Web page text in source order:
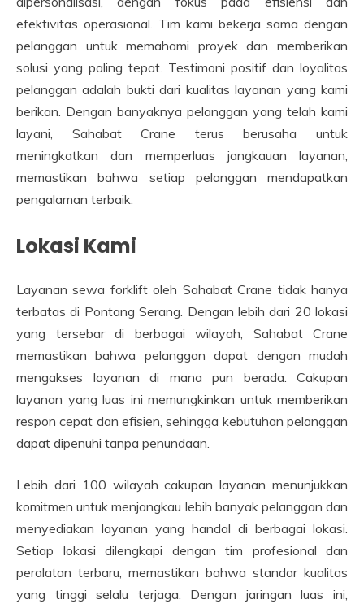
efektivitas operasional. Tim kami bekerja sama dengan
pelanggan untuk memahami proyek dan memberikan
solusi yang paling tepat. Testimoni positif dan loyalitas
pelanggan adalah bukti dari kualitas layanan yang kami
berikan. Dengan banyaknya pelanggan yang telah kami
layani, Sahabat Crane terus berusaha untuk
meningkatkan dan memperluas jangkauan layanan,
memastikan bahwa setiap pelanggan mendapatkan
pengalaman terbaik.
Lokasi Kami
Layanan sewa forklift oleh Sahabat Crane tidak hanya
terbatas di Pontang Serang. Dengan lebih dari 20 lokasi
yang tersebar di berbagai wilayah, Sahabat Crane
memastikan bahwa pelanggan dapat dengan mudah
mengakses layanan di mana pun berada. Cakupan
layanan yang luas ini memungkinkan untuk memberikan
respon cepat dan efisien, sehingga kebutuhan pelanggan
dapat dipenuhi tanpa penundaan.
Lebih dari 100 wilayah cakupan layanan menunjukkan
komitmen untuk menjangkau lebih banyak pelanggan dan
menyediakan layanan yang handal di berbagai lokasi.
Setiap lokasi dilengkapi dengan tim profesional dan
peralatan terbaru, memastikan bahwa standar kualitas
yang tinggi selalu terjaga. Dengan jaringan luas ini,